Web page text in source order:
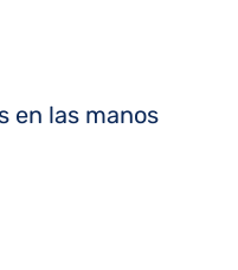
en las manos